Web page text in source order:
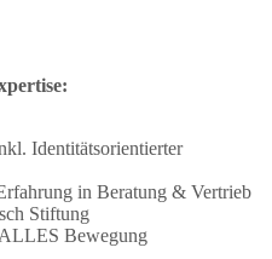
Identitätsorientierter
in Beratung & Vertrieb
Stiftung
Bewegung